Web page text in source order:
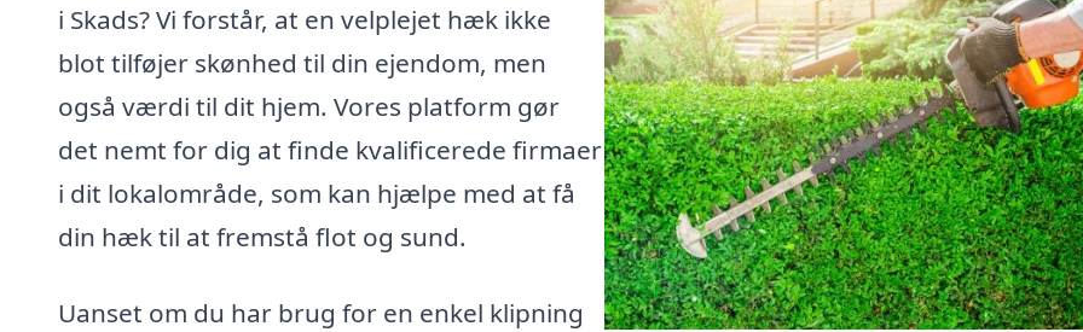
i Skads? Vi forstår, at en velplejet hæk ikke
blot tilføjer skønhed til din ejendom, men
også værdi til dit hjem. Vores platform gør
det nemt for dig at finde kvalificerede firmaer
i dit lokalområde, som kan hjælpe med at få
din hæk til at fremstå flot og sund.
Uanset om du har brug for en enkel klipning